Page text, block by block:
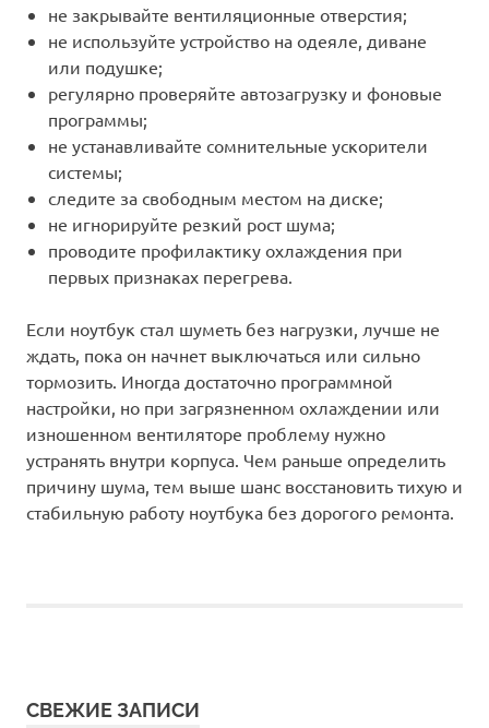
не закрывайте вентиляционные отверстия;
не используйте устройство на одеяле, диване
или подушке;
регулярно проверяйте автозагрузку и фоновые
программы;
не устанавливайте сомнительные ускорители
системы;
следите за свободным местом на диске;
не игнорируйте резкий рост шума;
проводите профилактику охлаждения при
первых признаках перегрева.
Если ноутбук стал шуметь без нагрузки, лучше не
ждать, пока он начнет выключаться или сильно
тормозить. Иногда достаточно программной
настройки, но при загрязненном охлаждении или
изношенном вентиляторе проблему нужно
устранять внутри корпуса. Чем раньше определить
причину шума, тем выше шанс восстановить тихую и
стабильную работу ноутбука без дорогого ремонта.
СВЕЖИЕ ЗАПИСИ